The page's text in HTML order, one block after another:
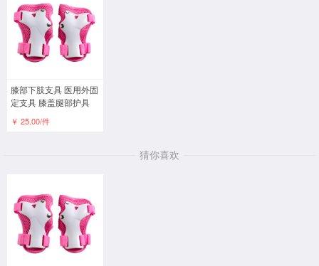
膝部下肢支具 医用外固
定支具 膝盖腿部护具
￥ 25.00/件
猜你喜欢